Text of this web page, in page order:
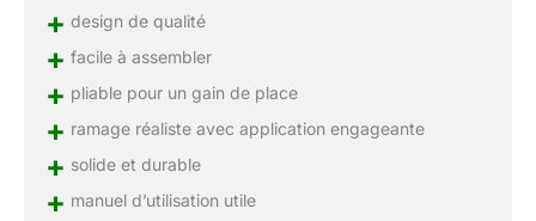
+ design de qualité
+ facile à assembler
+ pliable pour un gain de place
+ ramage réaliste avec application engageante
+ solide et durable
+ manuel d’utilisation utile